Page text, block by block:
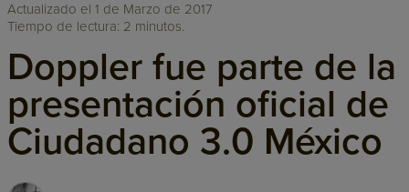
Actualizado el 1 de Marzo de 2017
Tiempo de lectura: 2 minutos.
Doppler fue parte de la
presentación oficial de
Ciudadano 3.0 México